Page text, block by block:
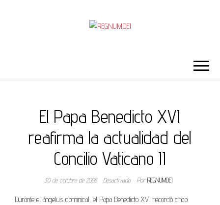
El Papa Benedicto XVI
reafirma la actualidad del
Concilio Vaticano II
30 de octubre de 2005 Desactivado Por REGNUMDEI
Durante el ángelus dominical, el Papa Benedicto XVI recordó cinco